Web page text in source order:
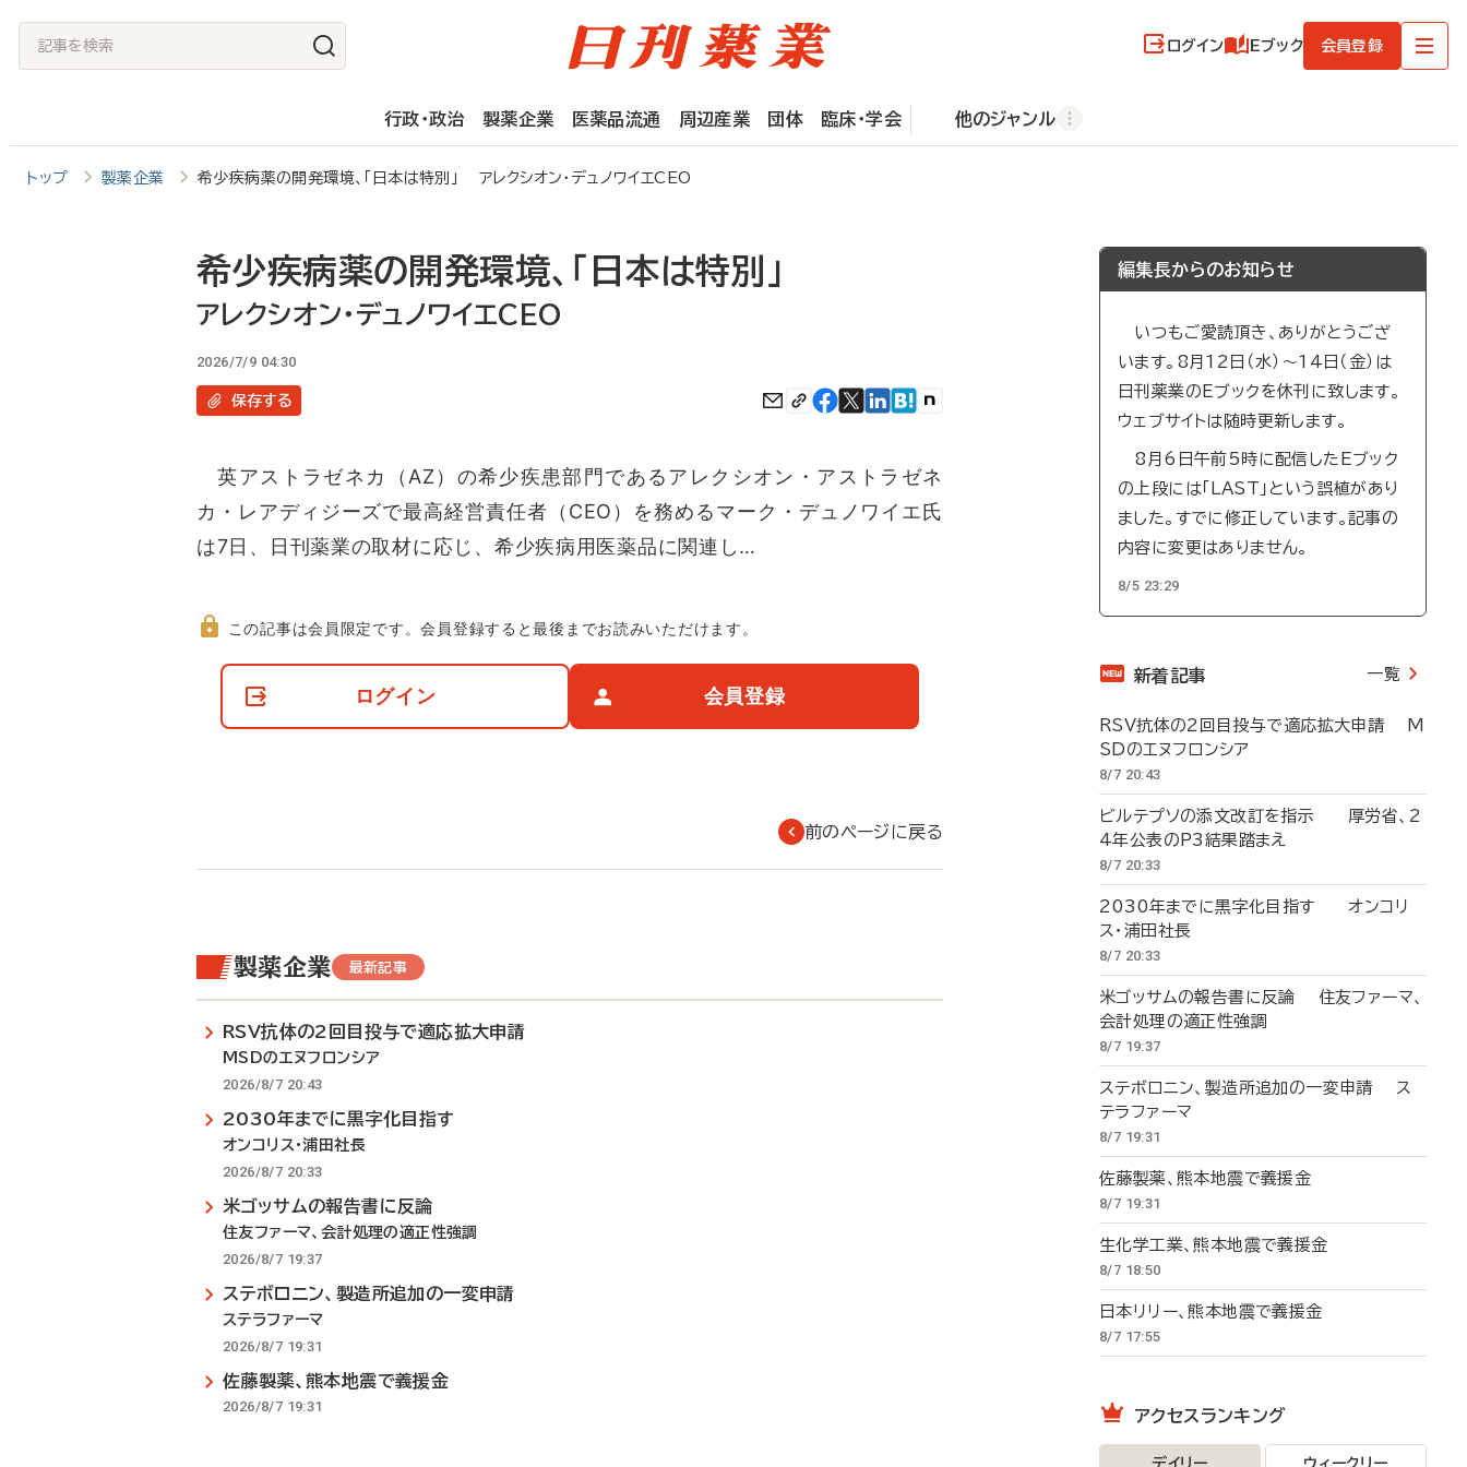
記
事
検
索
ログイン Eブック 会員登録
行政・政治 製薬企業 医薬品流通 周辺産業 団体 臨床・学会 他のジャンル
トップ 製薬企業 希少疾病薬の開発環境、「日本は特別」 アレクシオン・デュノワイエCEO
希少疾病薬の開発環境、「日本は特別」
アレクシオン・デュノワイエCEO
2026/7/9 04:30
保存する
英アストラゼネカ（AZ）の希少疾患部門であるアレクシオン・アストラゼネ
カ・レアディジーズで最高経営責任者（CEO）を務めるマーク・デュノワイエ氏
は7日、日刊薬業の取材に応じ、希少疾病用医薬品に関連し…
て
この記事は会員限定です。会員登録すると最後までお読みいただけます。
ログイン 会員登録
前のページに戻る
製薬企業 最新記事
RSV抗体の2回目投与で適応拡大申請
MSDのエヌフロンシア
2026/8/7 20:43
2030年までに黒字化目指す
オンコリス・浦田社長
2026/8/7 20:33
米ゴッサムの報告書に反論
住友ファーマ、会計処理の適正性強調
2026/8/7 19:37
ステボロニン、製造所追加の一変申請
ステラファーマ
2026/8/7 19:31
佐藤製薬、熊本地震で義援金
2026/8/7 19:31
編集長からのお知らせ
いつもご愛読頂き、ありがとうござ
います。8月12日（水）～14日（金）は
日刊薬業のEブックを休刊に致します。
ウェブサイトは随時更新します。
8月6日午前5時に配信したEブック
の上段には「LAST」という誤植があり
ました。すでに修正しています。記事の
内容に変更はありません。
8/5 23:29
新着記事 一覧
RSV抗体の2回目投与で適応拡大申請 M
SDのエヌフロンシア
8/7 20:43
ビルテプソの添文改訂を指示 厚労省、2
4年公表のP3結果踏まえ
8/7 20:33
2030年までに黒字化目指す オンコリ
ス・浦田社長
8/7 20:33
米ゴッサムの報告書に反論 住友ファーマ、
会計処理の適正性強調
8/7 19:37
ステボロニン、製造所追加の一変申請 ス
テラファーマ
8/7 19:31
佐藤製薬、熊本地震で義援金
8/7 19:31
生化学工業、熊本地震で義援金
8/7 18:50
日本リリー、熊本地震で義援金
8/7 17:55
アクセスランキング
デイリー ウィークリー